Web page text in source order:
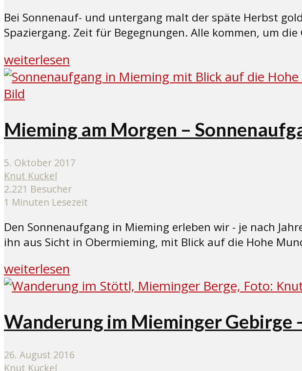
Bei Sonnenauf- und untergang malt der späte Herbst
Spaziergang. Zeit für Begegnungen. Alle kommen, um
weiterlesen
Bild
Mieming am Morgen –
5. Oktober 2017
Knut Kuckel
2.221 Besucher
1 Minuten Lesezeit
Den Sonnenaufgang in Mieming erleben wir - je nach
ihn aus Sicht in Obermieming, mit Blick auf die Hohe
weiterlesen
Wanderung im Mieminger Gebirge
26. August 2016
Knut Kuckel